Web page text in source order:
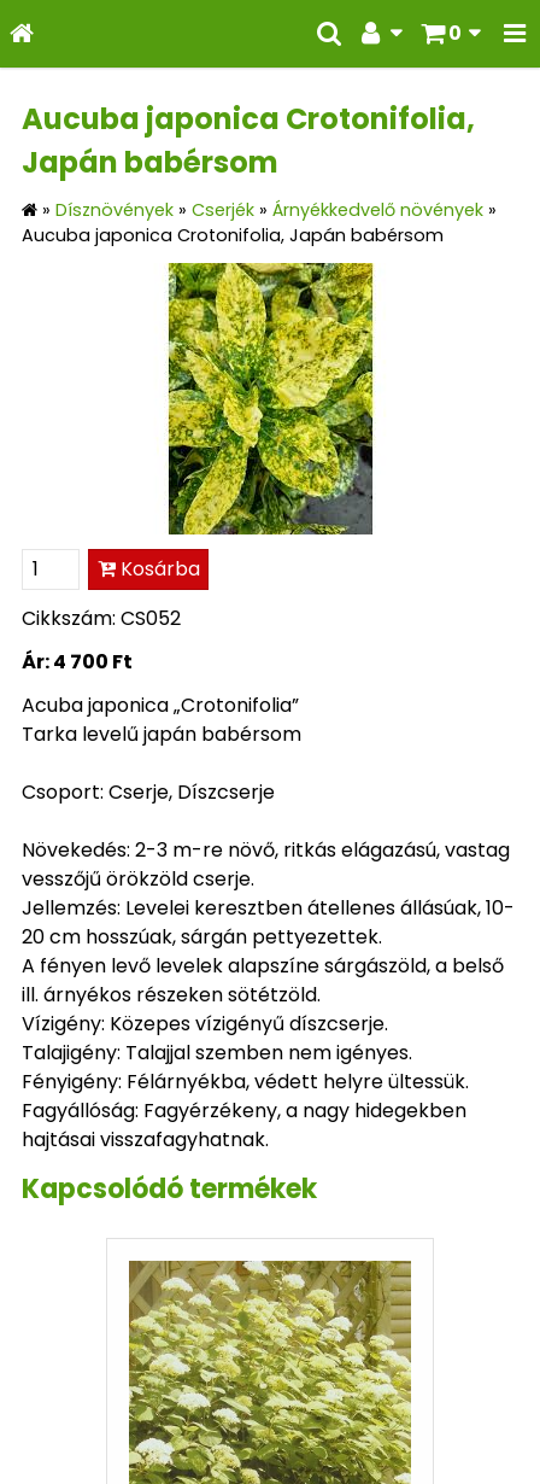
0
Aucuba japonica Crotonifolia,
Japán babérsom
» Dísznövények » Cserjék » Árnyékkedvelő növények »
Aucuba japonica Crotonifolia, Japán babérsom
Kosárba
Cikkszám: CS052
Ár:4 700 Ft
Acuba japonica „Crotonifolia”
Tarka levelű japán babérsom
Csoport: Cserje, Díszcserje
Növekedés: 2-3 m-re növő, ritkás elágazású, vastag
vesszőjű örökzöld cserje.
Jellemzés: Levelei keresztben átellenes állásúak, 10-
20 cm hosszúak, sárgán pettyezettek.
A fényen levő levelek alapszíne sárgászöld, a belső
ill. árnyékos részeken sötétzöld.
Vízigény: Közepes vízigényű díszcserje.
Talajigény: Talajjal szemben nem igényes.
Fényigény: Félárnyékba, védett helyre ültessük.
Fagyállóság: Fagyérzékeny, a nagy hidegekben
hajtásai visszafagyhatnak.
Kapcsolódó termékek